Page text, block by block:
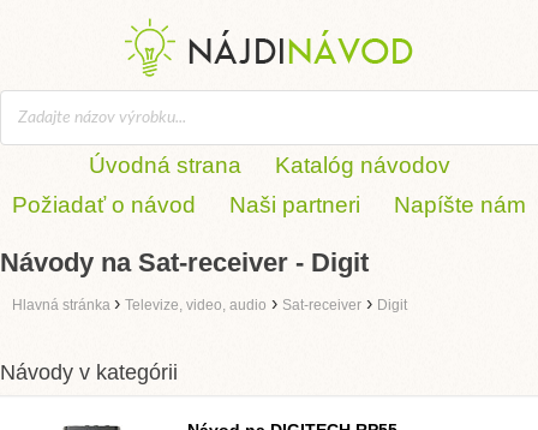
Úvodná strana
Katalóg návodov
Požiadať o návod
Naši partneri Napíšte nám
Návody na Sat-receiver - Digit
Hlavná stránka › Televize, video, audio › Sat-receiver › Digit
Návody v kategórii